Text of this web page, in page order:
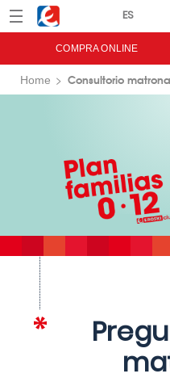
Menú Eroski
COMPRA ONLINE
Home Consultorio matrona